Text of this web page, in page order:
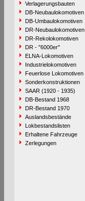
Verlagerungsbauten
DB-Neubaulokomotiven
DB-Umbaulokomotiven
DR-Neubaulokomotiven
DR-Rekolokomotiven
DR - "6000er"
ELNA-Lokomotiven
Industrielokomotiven
Feuerlose Lokomotiven
Sonderkonstruktionen
SAAR (1920 - 1935)
DB-Bestand 1968
DR-Bestand 1970
Auslandsbestände
Lokbestandslisten
Erhaltene Fahrzeuge
Zerlegungen